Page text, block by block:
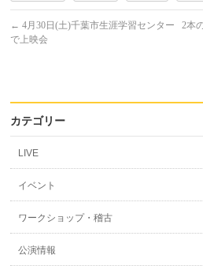
← 4月30日(土)千葉市生涯学習センター
で上映会
2本
カテゴリー
LIVE
イベント
ワークショップ・稽古
公演情報